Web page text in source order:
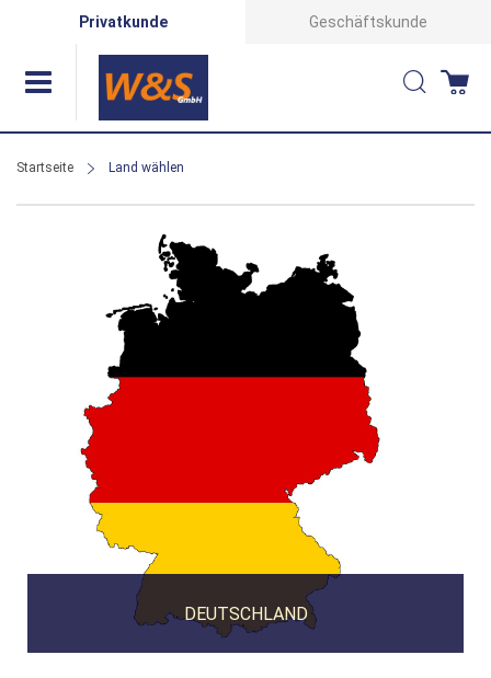
Privatkunde Geschäftskunde
Suche
Startseite Land wählen
DEUTSCHLAND